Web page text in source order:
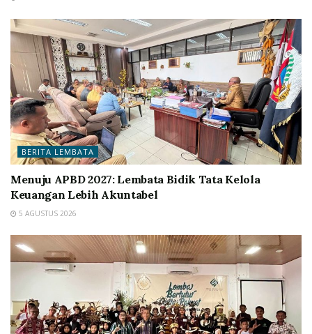
BERITA LEMBATA
Menuju APBD 2027: Lembata Bidik Tata Kelola
Keuangan Lebih Akuntabel
5 AGUSTUS 2026